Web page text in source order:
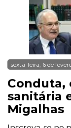
sexta-feira, 6 de
Conduta,
sanitária
Migalhas